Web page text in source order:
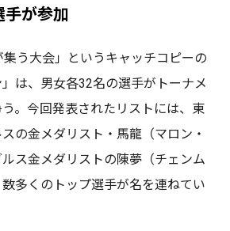
手が参加
集う大会」というキャッチコピーの
」は、男女各32名の選手がトーナメ
。今回発表されたリストには、東
の金メダリスト・馬龍（マロン・
ス金メダリストの陳夢（チェンム
多くのトップ選手が名を連ねてい